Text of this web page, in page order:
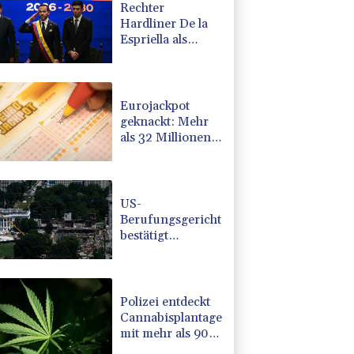
Rechter
Hardliner De la
Espriella als
Eurojackpot
geknackt: Mehr
als 32 Millionen
US-
Berufungsgericht
bestätigt
Ballsaal-Plänen
Polizei entdeckt
Cannabisplantage
mit mehr als 900